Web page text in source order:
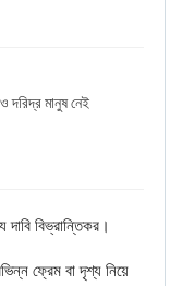
দরিদ্র মানুষ নেই
বিভ্রান্তিকর।
ফ্রেম বা দৃশ্য নিয়ে